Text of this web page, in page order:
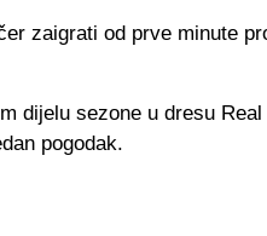
zaigrati od prve minute
dijelu sezone u dresu
pogodak.